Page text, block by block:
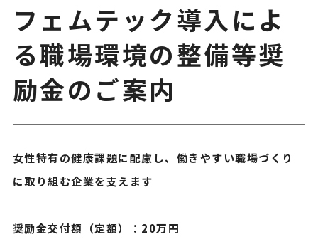
フェムテック導入によ
る職場環境の整備等奨
励金のご案内
女性特有の健康課題に配慮し、働きやすい職場づくり
に取り組む企業を支えます
奨励金交付額（定額）：20万円